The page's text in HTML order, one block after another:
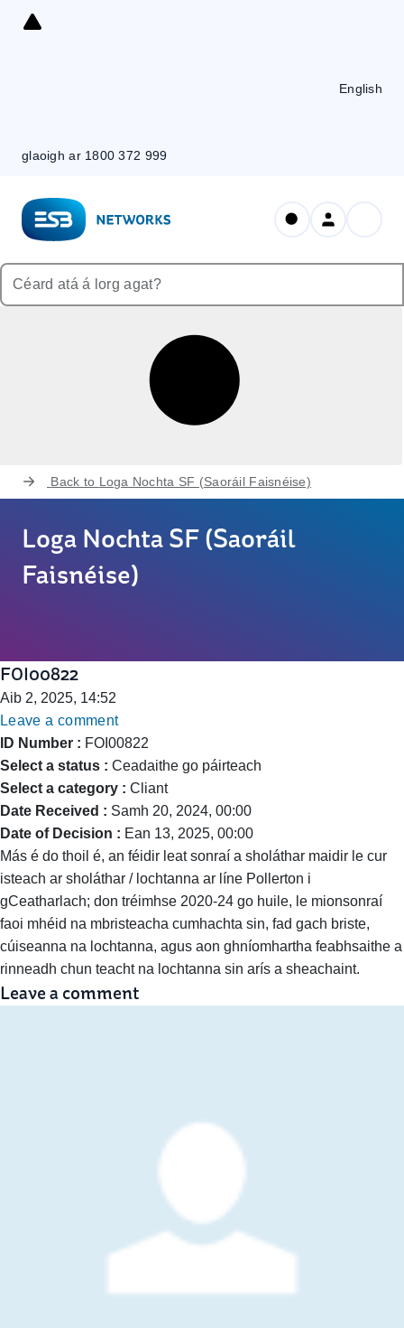
Skip
glaoigh ar 1800 372 999
English
Back to Loga Nochta SF (Saoráil Faisnéise)
Loga Nochta SF (Saoráil
Faisnéise)
FOI00822
Aib 2, 2025, 14:52
Leave a comment
ID Number : FOI00822
Select a status : Ceadaithe go páirteach
Select a category : Cliant
Date Received : Samh 20, 2024, 00:00
Date of Decision : Ean 13, 2025, 00:00
Más é do thoil é, an féidir leat sonraí a sholáthar maidir le cur
isteach ar sholáthar / lochtanna ar líne Pollerton i
gCeatharlach; don tréimhse 2020-24 go huile, le mionsonraí
faoi mhéid na mbristeacha cumhachta sin, fad gach briste,
cúiseanna na lochtanna, agus aon ghníomhartha feabhsaithe a
rinneadh chun teacht na lochtanna sin arís a sheachaint.
Leave a comment